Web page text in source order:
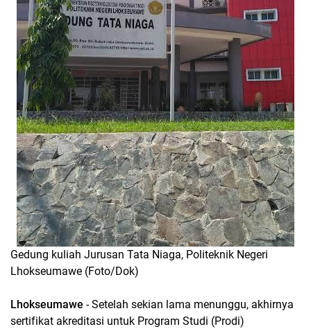
Gedung kuliah Jurusan Tata Niaga, Politeknik Negeri
Lhokseumawe (Foto/Dok)
Lhokseumawe - Setelah sekian lama menunggu, akhirnya
sertifikat akreditasi untuk Program Studi (Prodi)